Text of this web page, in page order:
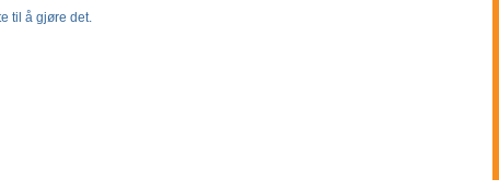
til å gjøre det.